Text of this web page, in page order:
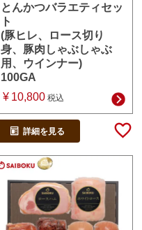
とんかつバラエティセッ
ト
(豚ヒレ、ロース切り
身、豚肉しゃぶしゃぶ
用、ウインナー)
100GA
¥ 10,800 税込
詳細を見る